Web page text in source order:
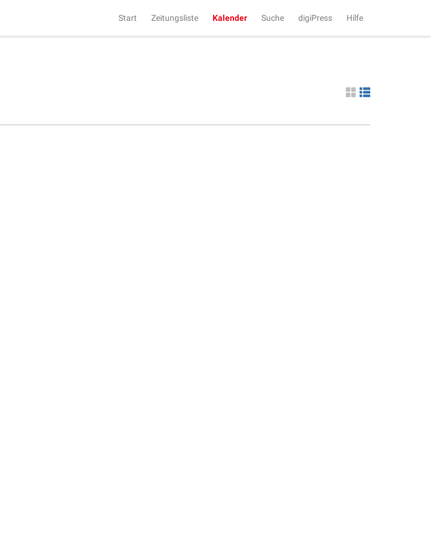
Start Zeitungsliste Kalender Suche digiPress Hilfe